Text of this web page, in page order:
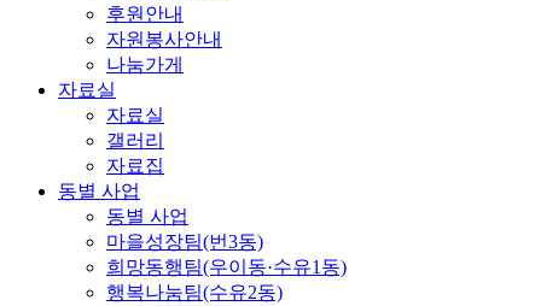
후원안내
자원봉사안내
나눔가게
자료실
자료실
갤러리
자료집
동별 사업
동별 사업
마을성장팀(번3동)
희망동행팀(우이동·수유1동)
행복나눔팀(수유2동)